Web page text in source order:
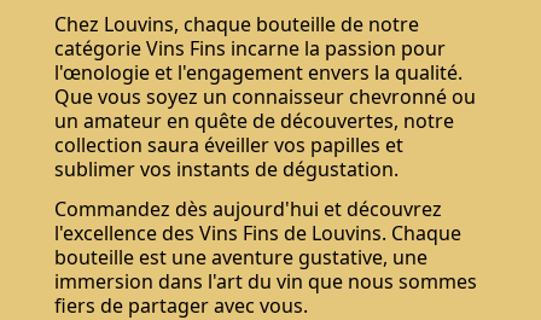
Chez Louvins, chaque bouteille de notre
catégorie Vins Fins incarne la passion pour
l'œnologie et l'engagement envers la qualité.
Que vous soyez un connaisseur chevronné ou
un amateur en quête de découvertes, notre
collection saura éveiller vos papilles et
sublimer vos instants de dégustation.
Commandez dès aujourd'hui et découvrez
l'excellence des Vins Fins de Louvins. Chaque
bouteille est une aventure gustative, une
immersion dans l'art du vin que nous sommes
fiers de partager avec vous.